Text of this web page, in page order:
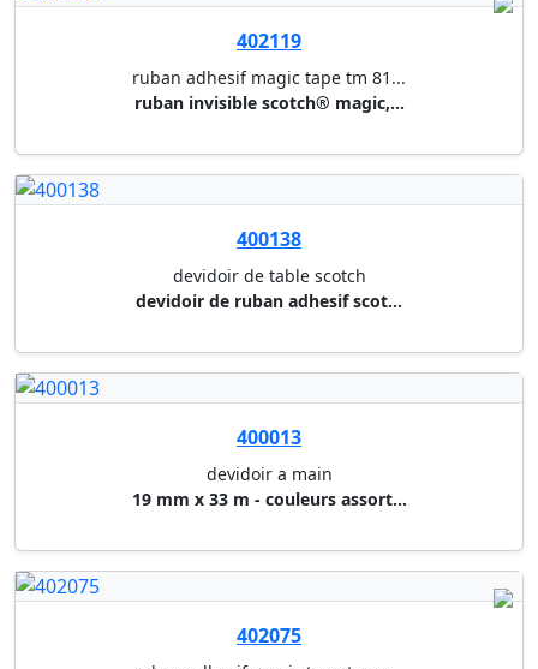
ruban adhesif crystal clear sc...
value-pack: 10 rouleaux de sco...
ruban adhesif crystal clear sc...
value-pack: 7 rouleaux de scot...
401829
ruban adhesif eco&clear tesa
derouleur 100% plastique recyc...
401856
19 mm x 33 m
401858